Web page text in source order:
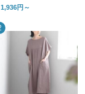
1,936円～